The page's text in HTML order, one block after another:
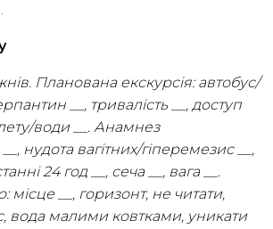
Планована екскурсія: автобус/
__, тривалість __, доступ
води __. Анамнез
нудота вагітних/гіперемезис __,
24 год __, сеча __, вага __.
__, горизонт, не читати,
вода малими ковтками, уникати